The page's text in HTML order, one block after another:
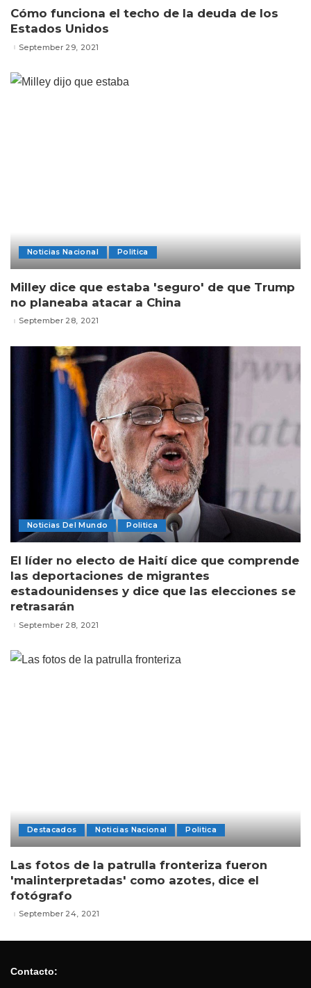
Cómo funciona el techo de la deuda de los
Estados Unidos
September 29, 2021
Noticias Nacional Politica
Milley dice que estaba 'seguro' de que Trump
no planeaba atacar a China
September 28, 2021
Noticias Del Mundo Politica
El líder no electo de Haití dice que comprende
las deportaciones de migrantes
estadounidenses y dice que las elecciones se
retrasarán
September 28, 2021
Destacados Noticias Nacional Politica
Las fotos de la patrulla fronteriza fueron
'malinterpretadas' como azotes, dice el
fotógrafo
September 24, 2021
Contacto: